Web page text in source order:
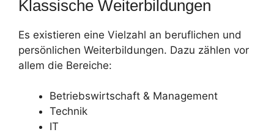
Klassische Weiterbildungen
Es existieren eine Vielzahl an beruflichen und
persönlichen Weiterbildungen. Dazu zählen vor
allem die Bereiche:
Betriebswirtschaft & Management
Technik
IT